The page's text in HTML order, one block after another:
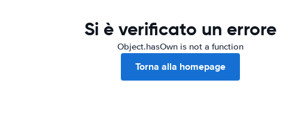
Si è verificato un errore
Object.hasOwn is not a function
Torna alla homepage